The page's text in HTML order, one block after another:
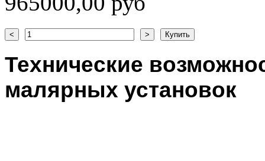
Технические
малярных установок